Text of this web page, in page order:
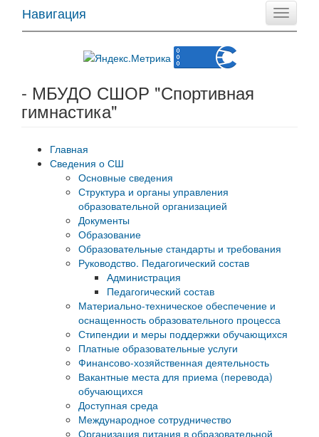
Toggle
Навигация
- МБУДО СШОР "Спортивная
гимнастика"
Главная
Сведения о СШ
Основные сведения
Структура и органы управления
образовательной организацией
Документы
Образование
Образовательные стандарты и требования
Руководство. Педагогический состав
Администрация
Педагогический состав
Материально-техническое обеспечение и
оснащенность образовательного процесса
Стипендии и меры поддержки обучающихся
Платные образовательные услуги
Финансово-хозяйственная деятельность
Вакантные места для приема (перевода)
обучающихся
Доступная среда
Международное сотрудничество
Организация питания в образовательной